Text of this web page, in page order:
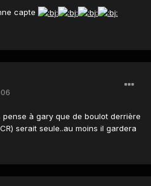
capte
pense à gary que de boulot derrière
serait seule..au moins il gardera